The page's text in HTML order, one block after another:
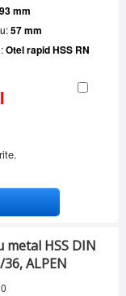
93 mm
57 mm
Otel rapid HSS RN
HSS DIN
ALPEN